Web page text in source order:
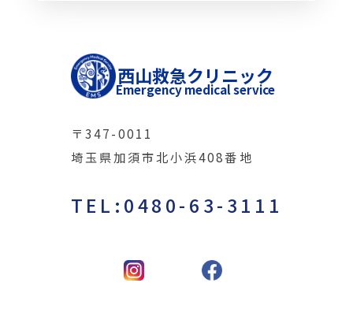
西山救急クリニック
Emergency medical service
〒347-0011
埼玉県加須市北小浜408番地
TEL:0480-63-3111